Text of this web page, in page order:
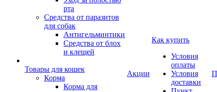
рта
Средства от паразитов
для собак
Антигельминтики
Средства от блох
и клещей
Товары для кошек
Корма
Корма для
Акции
Как купить
Условия
оплаты
Условия
доставки